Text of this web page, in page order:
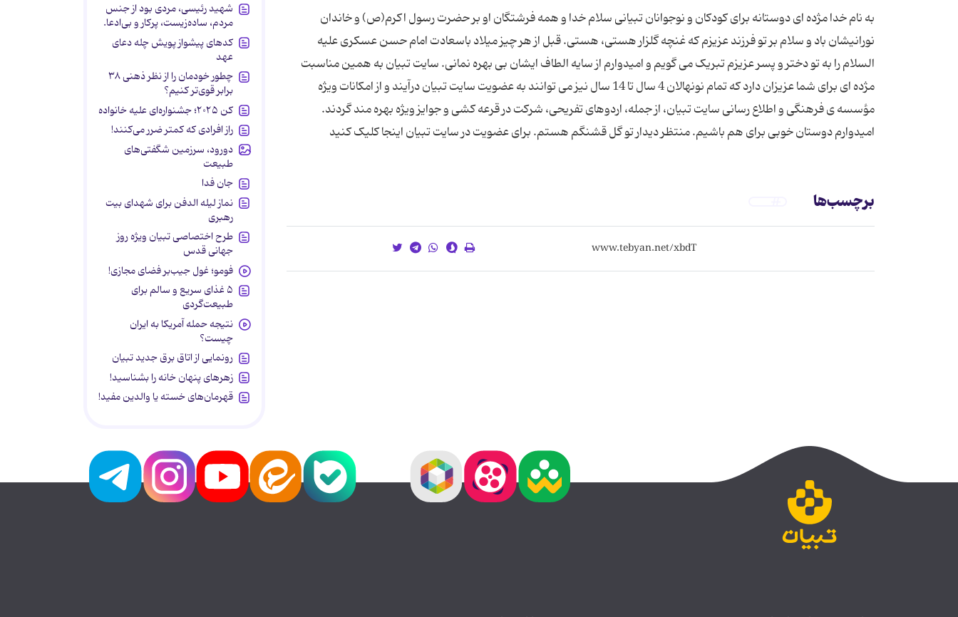
به نام خدا مژده ای دوستانه برای کودکان و نوجوانان تبیانی سلام خدا و همه فرشتگان او بر حضرت رسول اکرم(ص) و خاندان
نورانیشان باد و سلام بر تو فرزند عزیزم که غنچه گلزار هستی، هستی. قبل از هر چیز میلاد باسعادت امام حسن عسکری علیه
السلام را به تو دختر و پسر عزیزم تبریک می گویم و امیدوارم از سایه الطاف ایشان بی بهره نمانی. سایت تبیان به همین مناسبت
مژده ای برای شما عزیزان دارد که تمام نونهالان 4 سال تا 14 سال نیز می توانند به عضویت سایت تبیان درآیند و از امکانات ویژه
مؤسسه ی فرهنگی و اطلاع رسانی سایت تبیان، از جمله، اردوهای تفریحی، شرکت در قرعه کشی و جوایز ویژه بهره مند گردند.
امیدوارم دوستان خوبی برای هم باشیم. منتظر دیدار تو گل قشنگم هستم. برای عضویت در سایت تبیان اینجا کلیک کنید
برچسب‌ها
شهید رئیسی، مردی بود از جنس
مردم، ساده‌زیست، پرکار و بی‌ادعا.
کدهای پیشواز پویش چله دعای
عهد
چطور خودمان را از نظر ذهنی ۳۸
برابر قوی‌تر کنیم؟
کن ۲۰۲۵؛ جشنواره‌ای علیه خانواده
راز افرادی که کمتر ضرر می‌کنند!
دورود، سرزمین شگفتی‌های
طبیعت
جان فدا
نماز لیله الدفن برای شهدای بیت
رهبری
طرح اختصاصی تبیان ویژه روز
جهانی قدس
فومو؛ غول جیب‌بر فضای مجازی!
۵ غذای سریع و سالم برای
طبیعت‌گردی
نتیجه حمله آمریکا به ایران
چیست؟
رونمایی از اتاق برق جدید تبیان
زهرهای پنهان خانه را بشناسید!
قهرمان‌های خسته یا والدین مفید!